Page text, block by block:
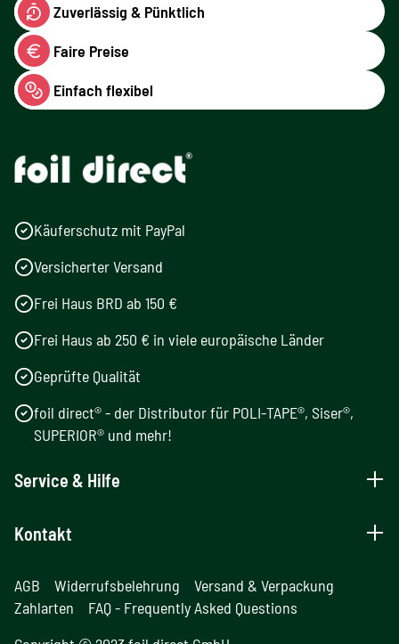
Zuverlässig & Pünktlich
Faire Preise
Einfach flexibel
Käuferschutz mit PayPal
Versicherter Versand
Frei Haus BRD ab 150 €
Frei Haus ab 250 € in viele europäische Länder
Geprüfte Qualität
foil direct® - der Distributor für POLI-TAPE®, Siser®,
SUPERIOR® und mehr!
Service & Hilfe
Kontakt
AGB Widerrufsbelehrung
Versand & Verpackung
Zahlarten
FAQ - Frequently Asked Questions